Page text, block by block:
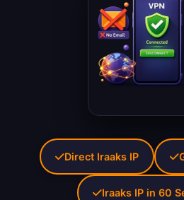
Direct Iraaks IP
Iraaks IP in 60